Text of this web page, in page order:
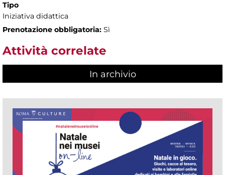
Tipo
Iniziativa didattica
Prenotazione obbligatoria: Sì
Attività correlate
In archivio